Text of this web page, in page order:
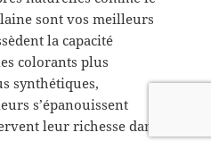
sont vos meilleurs
la capacité
colorants plus
synthétiques,
s’épanouissent
leur richesse dans le